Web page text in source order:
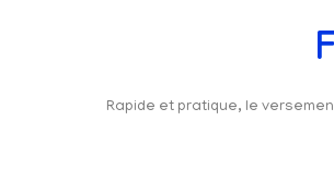
Rapide et pratique, le